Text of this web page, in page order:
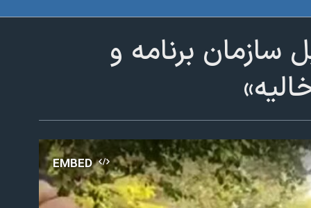
سازمان برنامه و
EMBED